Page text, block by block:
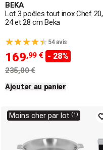
BEKA
Lot 3 poêles tout inox Chef 20,
24 et 28 cm Beka
54 avis
169,99 € - 28%
235,00 €
Ajouter au panier
Moins cher par lot ⁽¹⁾